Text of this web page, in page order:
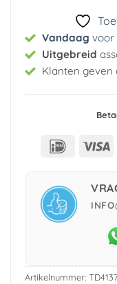
Vandaag voor
Uitgebreid
Klanten geven
IDeal
Artikelnummer: TD4137